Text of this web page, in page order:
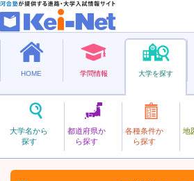
HOME 学問情報 大学を探す
大学名から
探す
都道府県か
ら探す
各種条件か
ら探す
地
私立
こくがくいん
國學院大学